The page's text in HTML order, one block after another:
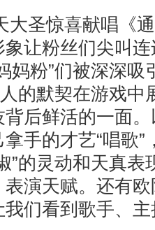
大圣惊喜献唱《
让粉丝们尖叫
妈粉”们被深深吸
的默契在游戏中
后鲜活的一面。
手的才艺“唱歌”
”的灵动和天真表
演天赋。还有
们看到歌手、主